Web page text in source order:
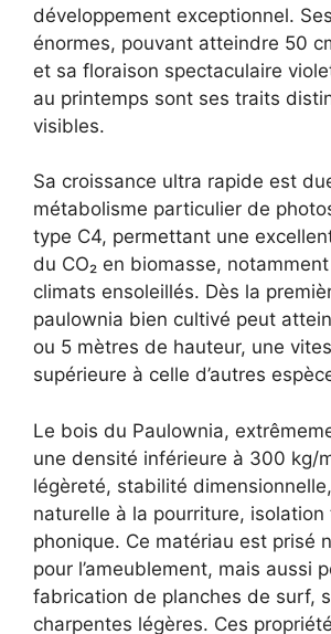
développement exceptionnel.
énormes, pouvant atteindre 50
et sa floraison spectaculaire
au printemps sont ses traits
visibles.
Sa croissance ultra rapide est
métabolisme particulier de
type C4, permettant une
du CO₂ en biomasse,
climats ensoleillés. Dès la
paulownia bien cultivé peut
ou 5 mètres de hauteur, une
supérieure à celle d’autres
Le bois du Paulownia,
une densité inférieure à 300 kg/
légèreté, stabilité
naturelle à la pourriture,
phonique. Ce matériau est prisé
pour l’ameublement, mais aussi
fabrication de planches de surf,
charpentes légères. Ces